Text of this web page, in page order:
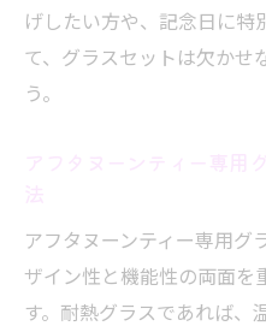
げしたい方や、記念日に特
て、グラスセットは欠かせ
う。
アフタヌーンティー専用グ
ザイン性と機能性の両面を
す。耐熱グラスであれば、